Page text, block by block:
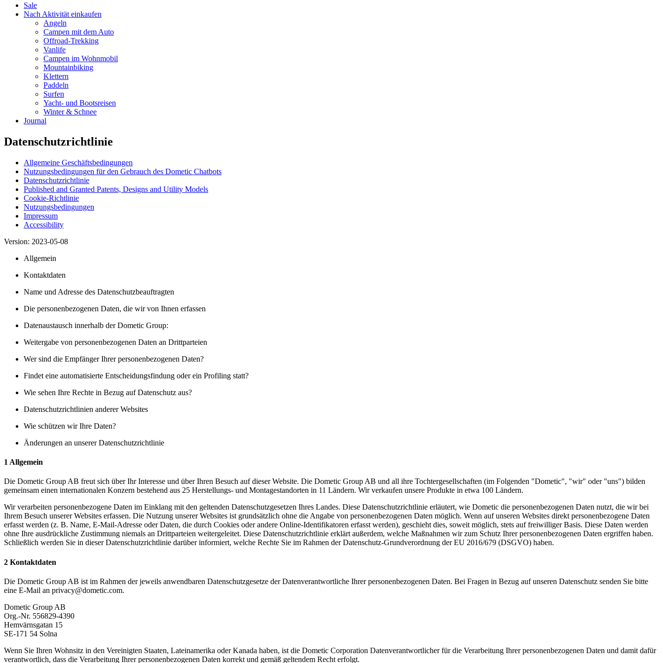
Sale
Nach Aktivität einkaufen
Angeln
Campen mit dem Auto
Offroad-Trekking
Vanlife
Campen im Wohnmobil
Mountainbiking
Klettern
Paddeln
Surfen
Yacht- und Bootsreisen
Winter & Schnee
Journal
Datenschutzrichtlinie
Allgemeine Geschäftsbedingungen
Nutzungsbedingungen für den Gebrauch des Dometic Chatbots
Datenschutzrichtlinie
Published and Granted Patents, Designs and Utility Models
Cookie-Richtlinie
Nutzungsbedingungen
Impressum
Accessibility
Version: 2023-05-08
Allgemein
Kontaktdaten
Name und Adresse des Datenschutzbeauftragten
Die personenbezogenen Daten, die wir von Ihnen erfassen
Datenaustausch innerhalb der Dometic Group:
Weitergabe von personenbezogenen Daten an Drittparteien
Wer sind die Empfänger Ihrer personenbezogenen Daten?
Findet eine automatisierte Entscheidungsfindung oder ein Profiling statt?
Wie sehen Ihre Rechte in Bezug auf Datenschutz aus?
Datenschutzrichtlinien anderer Websites
Wie schützen wir Ihre Daten?
Änderungen an unserer Datenschutzrichtlinie
1 Allgemein
Die Dometic Group AB freut sich über Ihr Interesse und über Ihren Besuch auf dieser Website. Die Dometic Group AB und all ihre Tochtergesellschaften (im Folgenden "Dometic", "wir" oder "uns") bilden
gemeinsam einen internationalen Konzern bestehend aus 25 Herstellungs- und Montagestandorten in 11 Ländern. Wir verkaufen unsere Produkte in etwa 100 Ländern.
Wir verarbeiten personenbezogene Daten im Einklang mit den geltenden Datenschutzgesetzen Ihres Landes. Diese Datenschutzrichtlinie erläutert, wie Dometic die personenbezogenen Daten nutzt, die wir bei
Ihrem Besuch unserer Websites erfassen. Die Nutzung unserer Websites ist grundsätzlich ohne die Angabe von personenbezogenen Daten möglich. Wenn auf unseren Websites direkt personenbezogene Daten
erfasst werden (z. B. Name, E-Mail-Adresse oder Daten, die durch Cookies oder andere Online-Identifikatoren erfasst werden), geschieht dies, soweit möglich, stets auf freiwilliger Basis. Diese Daten werden
ohne Ihre ausdrückliche Zustimmung niemals an Drittparteien weitergeleitet. Diese Datenschutzrichtlinie erklärt außerdem, welche Maßnahmen wir zum Schutz Ihrer personenbezogenen Daten ergriffen haben.
Schließlich werden Sie in dieser Datenschutzrichtlinie darüber informiert, welche Rechte Sie im Rahmen der Datenschutz-Grundverordnung der EU 2016/679 (DSGVO) haben.
2 Kontaktdaten
Die Dometic Group AB ist im Rahmen der jeweils anwendbaren Datenschutzgesetze der Datenverantwortliche Ihrer personenbezogenen Daten. Bei Fragen in Bezug auf unseren Datenschutz senden Sie bitte
eine E-Mail an privacy@dometic.com.
Dometic Group AB
Org.-Nr. 556829-4390
Hemvärnsgatan 15
SE-171 54 Solna
Wenn Sie Ihren Wohnsitz in den Vereinigten Staaten, Lateinamerika oder Kanada haben, ist die Dometic Corporation Datenverantwortlicher für die Verarbeitung Ihrer personenbezogenen Daten und damit dafür
verantwortlich, dass die Verarbeitung Ihrer personenbezogenen Daten korrekt und gemäß geltendem Recht erfolgt.